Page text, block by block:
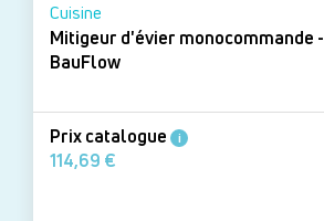
Cuisine
Mitigeur d'évier monocommande - GROHE
BauFlow
Prix catalogue i
114,69 €